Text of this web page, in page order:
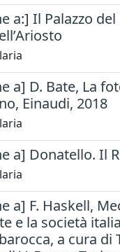
a:] Il Palazzo
a] D. Bate, La
Einaudi, 2018
a] Donatello. Il
a] F. Haskell,
e la società
a cura di